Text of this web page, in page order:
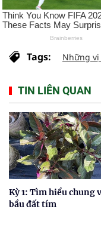
Tags: Những
TIN LIÊN QUAN
Kỳ 1: Tìm hiểu chung
bầu đất tím